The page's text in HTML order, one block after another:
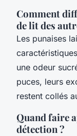
Comment
de lit des
Les punaises
une odeur
puces, leurs
restent collés
Quand faire
détection ?